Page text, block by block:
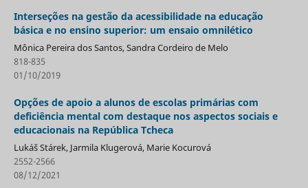
Interseções na gestão da acessibilidade na educação
básica e no ensino superior: um ensaio omnilético
Mônica Pereira dos Santos, Sandra Cordeiro de Melo
818-835
01/10/2019
Opções de apoio a alunos de escolas primárias com
deficiência mental com destaque nos aspectos sociais e
educacionais na República Tcheca
Lukáš Stárek, Jarmila Klugerová, Marie Kocurová
2552-2566
08/12/2021